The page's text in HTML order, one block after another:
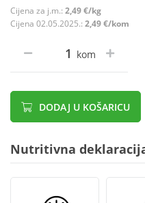
Cijena za j.m.: 2,49 €/kg
Cijena 02.05.2025.: 2,49 €/kom
kom
DODAJ U KOŠARICU
Nutritivna